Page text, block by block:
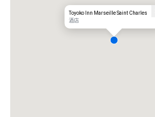
Toyoko Inn Marseille Saint Charles
酒店